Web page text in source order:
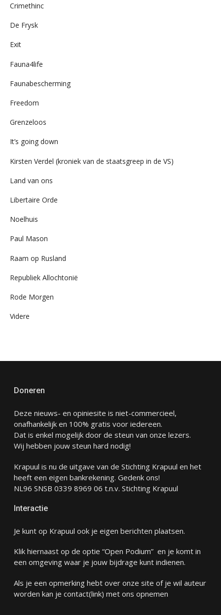
Crimethinc
De Frysk
Exit
Fauna4life
Faunabescherming
Freedom
Grenzeloos
It’s going down
Kirsten Verdel (kroniek van de staatsgreep in de VS)
Land van ons
Libertaire Orde
Noelhuis
Paul Mason
Raam op Rusland
Republiek Allochtonië
Rode Morgen
Videre
Doneren
Deze nieuws- en opiniesite is niet-commercieel,
onafhankelijk en 100% gratis voor iedereen.
Dat is enkel mogelijk door de steun van onze lezers.
Wij hebben jouw steun hard nodig!
Krapuul is nu de uitgave van de Stichting Krapuul en het
heeft een eigen bankrekening. Gedenk ons!
NL96 SNSB 0339 8969 06 t.n.v. Stichting Krapuul
Interactie
Je kunt op Krapuul ook je eigen berichten plaatsen.
Klik hiernaast op de optie “Open Podium” en je komt in
een omgeving waar je jouw bijdrage kunt indienen.
Als je een opmerking hebt over onze site of je wil auteur
worden kan je contact(link) met ons opnemen